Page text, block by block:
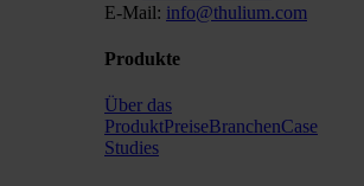
E-Mail: info@thulium.com
Produkte
Über das
ProduktPreiseBranchenCase
Studies